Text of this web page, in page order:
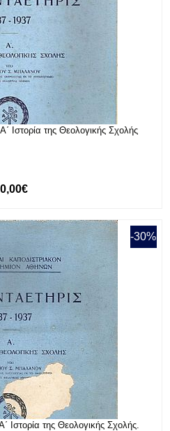
Ιστορία της Θεολογικής Σχολής
0,00€
-30%
Ιστορία της Θεολογικής Σχολής.